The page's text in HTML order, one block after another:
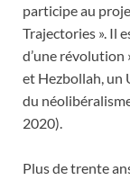
participe au
Trajectories ». Il
d’une révolution
et Hezbollah, un
du
2020).
Plus de trente